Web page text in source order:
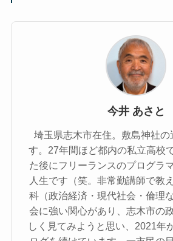
今井 あさと
埼玉県志木市在住。敷島神社の
す。27年間ほど都内の私立高校
た後にフリーランスのプログラ
人生です（笑。非常勤講師で教
科（政治経済・現代社会・倫理
会に強い関心があり、志木市の
しく見てみようと思い、2021年